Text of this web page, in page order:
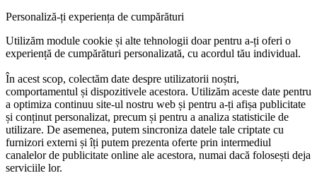
Personaliză-ți experiența de cumpărături
Utilizăm module cookie și alte tehnologii doar pentru a-ți oferi o
experiență de cumpărături personalizată, cu acordul tău individual.
În acest scop, colectăm date despre utilizatorii noștri,
comportamentul și dispozitivele acestora. Utilizăm aceste date pentru
a optimiza continuu site-ul nostru web și pentru a-ți afișa publicitate
și conținut personalizat, precum și pentru a analiza statisticile de
utilizare. De asemenea, putem sincroniza datele tale criptate cu
furnizori externi și îți putem prezenta oferte prin intermediul
canalelor de publicitate online ale acestora, numai dacă folosești deja
serviciile lor.